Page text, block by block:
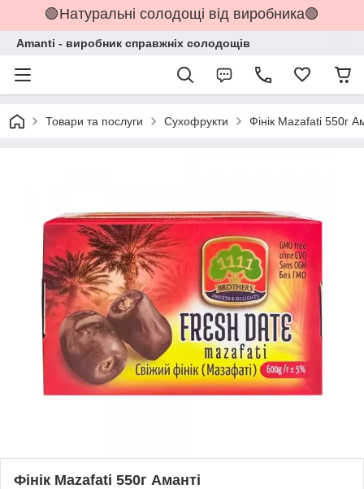
🟢Натуральні солодощі від виробника🟢
Amanti - виробник справжніх солодощів
Товари та послуги Сухофрукти Фінік Mazafati 550г
Фінік Mazafati 550г Аманті